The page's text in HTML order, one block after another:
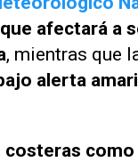
afectará a
, mientras que
alerta
como